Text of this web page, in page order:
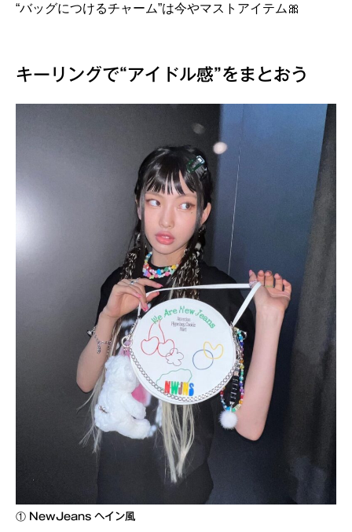
“バッグにつけるチャーム”は今やマストアイテム🎀
キーリングで“アイドル感”をまとおう
① NewJeans ヘイン風